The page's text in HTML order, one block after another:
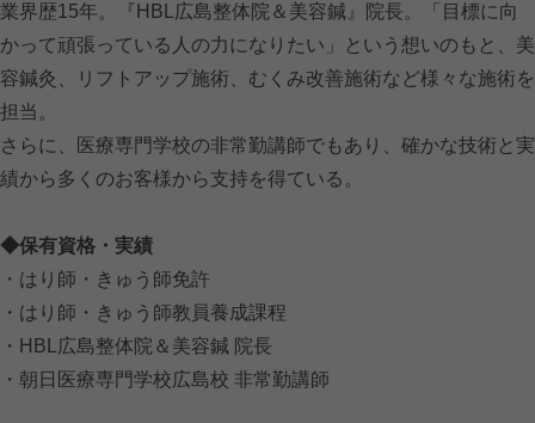
業界歴15年。『HBL広島整体院＆美容鍼』院長。「目標に向
かって頑張っている人の力になりたい」という想いのもと、美
容鍼灸、リフトアップ施術、むくみ改善施術など様々な施術を
担当。
さらに、医療専門学校の非常勤講師でもあり、確かな技術と実
績から多くのお客様から支持を得ている。
◆保有資格・実績
・はり師・きゅう師免許
・はり師・きゅう師教員養成課程
・HBL広島整体院＆美容鍼 院長
・朝日医療専門学校広島校 非常勤講師